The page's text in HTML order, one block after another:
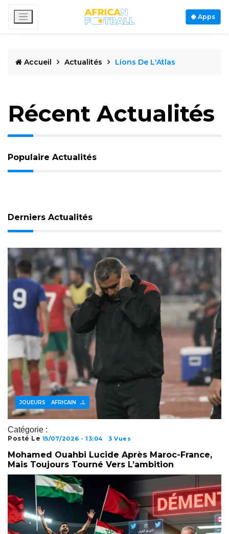
Apps
Accueil Actualités Lions De L'Atlas
Récent Actualités
Populaire Actualités
Derniers Actualités
Catégorie :
ACTUALITÉS FOOTBALL
FOOTBALL AFRICAIN
JOUEURS
Posté Le 15/07/2026 - 13:04 3 Vues
Mohamed Ouahbi Lucide Après Maroc-France,
Mais Toujours Tourné Vers L’ambition